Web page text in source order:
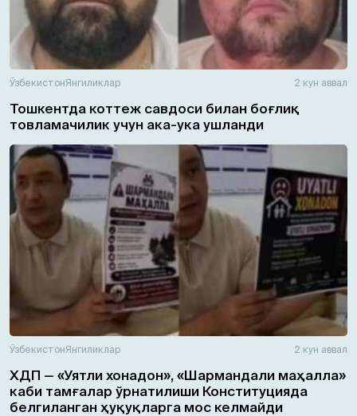
ЎзбекистонЯнгиликлар 2 кун аввал
Тошкентда коттеж савдоси билан боғлиқ
товламачилик учун ака-ука ушланди
ЎзбекистонЯнгиликлар 2 кун аввал
ХДП — «Уятли хонадон», «Шармандали маҳалла»
каби тамғалар ўрнатилиши Конституцияда
белгиланган ҳуқуқларга мос келмайди